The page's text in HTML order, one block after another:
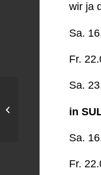
wir ja
Sa.
Fr.
Sa.
in
Sa.
Fr.